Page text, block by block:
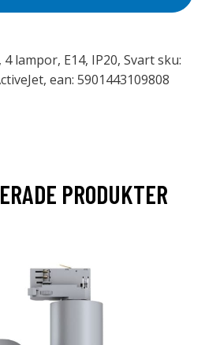
4 lampor, E14, IP20, Svart sku:
ean: 5901443109808
PRODUKTER